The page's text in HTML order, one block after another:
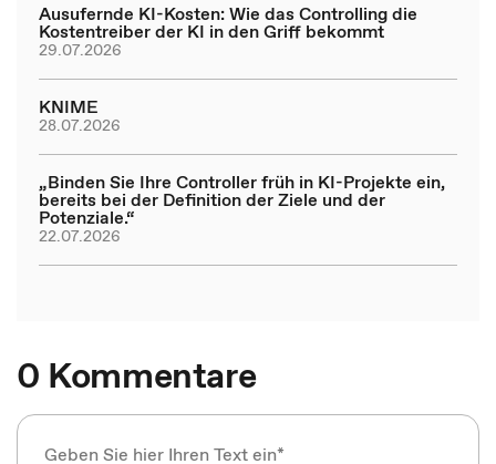
Ausufernde KI-Kosten: Wie das Controlling die
Kostentreiber der KI in den Griff bekommt
29.07.2026
KNIME
28.07.2026
„Binden Sie Ihre Controller früh in KI-Projekte ein,
bereits bei der Definition der Ziele und der
Potenziale.“
22.07.2026
0 Kommentare